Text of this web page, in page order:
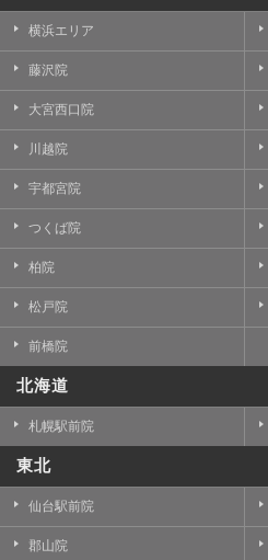
横浜エリア
藤沢院
大宮西口院
川越院
宇都宮院
つくば院
柏院
松戸院
前橋院
北海道
札幌駅前院
東北
仙台駅前院
郡山院